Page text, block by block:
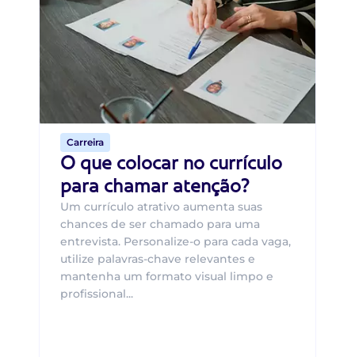
Carreira
O que colocar no currículo
para chamar atenção?
Um currículo atrativo aumenta suas
chances de ser chamado para uma
entrevista. Personalize-o para cada vaga,
utilize palavras-chave relevantes e
mantenha um formato visual limpo e
profissional...